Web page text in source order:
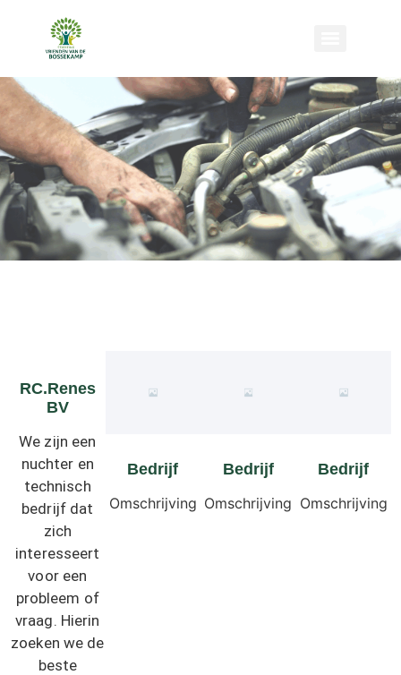
RC.Renes
BV
We zijn een
nuchter en
technisch
bedrijf dat
zich
interesseert
voor een
probleem of
vraag. Hierin
zoeken we de
beste
Bedrijf
Omschrijving
Bedrijf
Omschrijving
Bedrijf
Omschrijving